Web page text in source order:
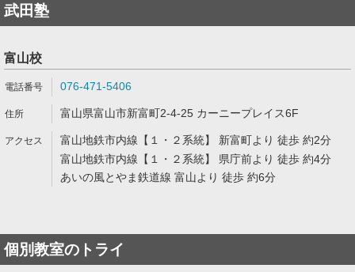
武田塾
富山校
076-471-5406
富山県富山市新富町2-4-25 カーニープレイス6F
富山地鉄市内線【１・２系統】 新富町より 徒歩 約2分
富山地鉄市内線【１・２系統】 県庁前より 徒歩 約4分
あいの風とやま鉄道線 富山より 徒歩 約6分
個別教室のトライ